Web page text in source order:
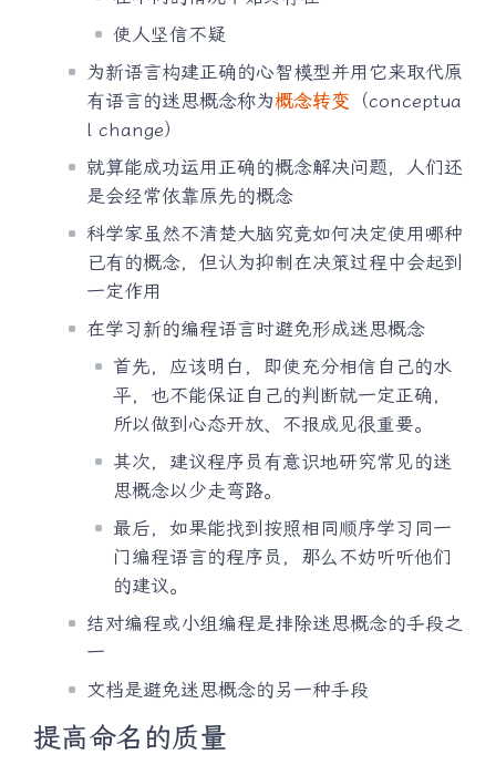
使人坚信不疑
为新语言构建正确的心智模型并用它来取代原
有语言的迷思概念称为概念转变 （conceptua
l change）
就算能成功运用正确的概念解决问题，人们还
是会经常依靠原先的概念
科学家虽然不清楚大脑究竟如何决定使用哪种
已有的概念，但认为抑制在决策过程中会起到
一定作用
在学习新的编程语言时避免形成迷思概念
首先，应该明白，即使充分相信自己的水
平，也不能保证自己的判断就一定正确，
所以做到心态开放、不报成见很重要。
其次，建议程序员有意识地研究常见的迷
思概念以少走弯路。
最后，如果能找到按照相同顺序学习同一
门编程语言的程序员，那么不妨听听他们
的建议。
结对编程或小组编程是排除迷思概念的手段之
一
文档是避免迷思概念的另一种手段
提高命名的质量